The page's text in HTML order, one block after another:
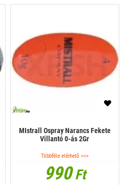
MIstrall Ospray Narancs Fekete
Villantó 0-ás 2Gr
Többféle elérhető >>>
990Ft